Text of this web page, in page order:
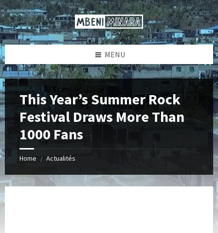
Skip
to
content
Skip
to
left
sidebar
Skip
to
right
sidebar
Skip
to
footer
MENU
This Year’s Summer Rock
Festival Draws More Than
1000 Fans
Home / Actualités